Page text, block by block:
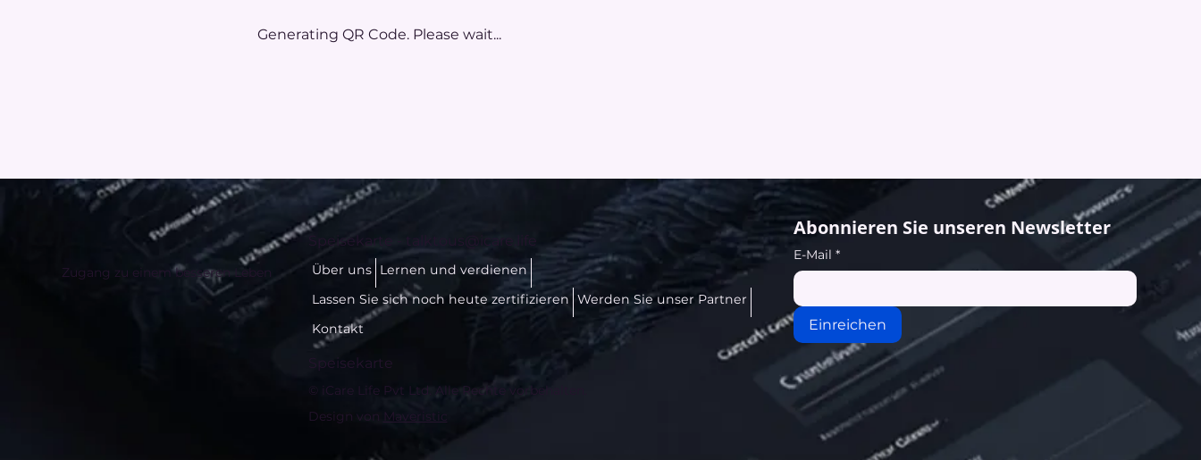
Generating QR Code. Please wait...
Zugang zu einem besseren Leben
Speisekarte -
Über uns Lernen und verdienen
Lassen Sie sich noch heute zertifizieren Werden Sie unser Partner
Kontakt
Speisekarte
© iCare Life Pvt Ltd. Alle Rechte vorbehalten.
Design von Maveristic
Abonnieren Sie unseren Newsletter
E-Mail *
Einreichen